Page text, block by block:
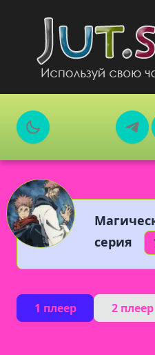
серия
1 плеер 2 плеер